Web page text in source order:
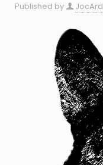
Published by JocArd